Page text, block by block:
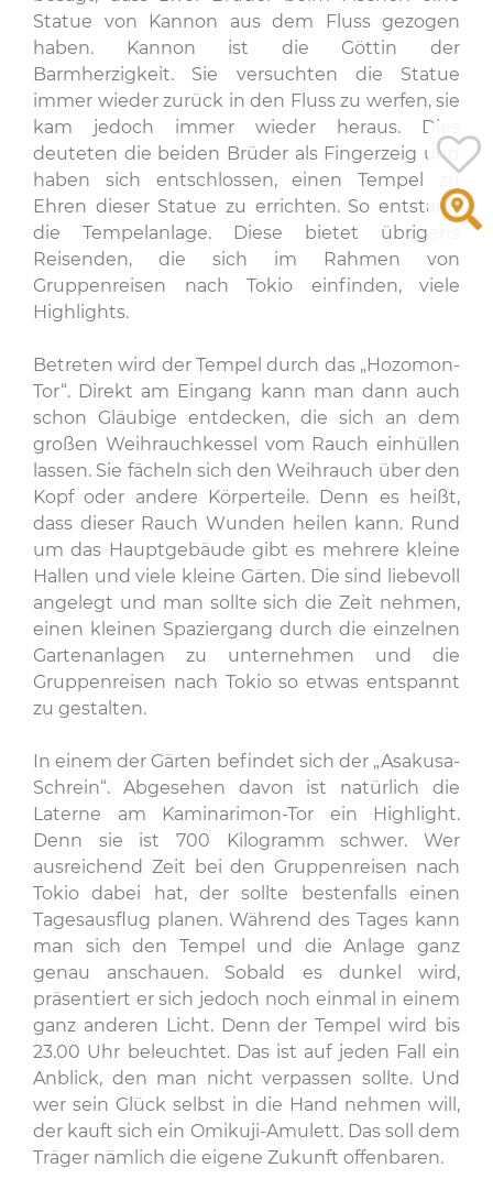
Statue von Kannon aus dem Fluss gezogen
haben. Kannon ist die Göttin der
Barmherzigkeit. Sie versuchten die Statue
immer wieder zurück in den Fluss zu werfen, sie
kam jedoch immer wieder heraus. Dies
deuteten die beiden Brüder als Fingerzeig und
haben sich entschlossen, einen Tempel zu
Ehren dieser Statue zu errichten. So entstand
die Tempelanlage. Diese bietet übrigens
Reisenden, die sich im Rahmen von
Gruppenreisen nach Tokio einfinden, viele
Highlights.
Betreten wird der Tempel durch das „Hozomon-
Tor“. Direkt am Eingang kann man dann auch
schon Gläubige entdecken, die sich an dem
großen Weihrauchkessel vom Rauch einhüllen
lassen. Sie fächeln sich den Weihrauch über den
Kopf oder andere Körperteile. Denn es heißt,
dass dieser Rauch Wunden heilen kann. Rund
um das Hauptgebäude gibt es mehrere kleine
Hallen und viele kleine Gärten. Die sind liebevoll
angelegt und man sollte sich die Zeit nehmen,
einen kleinen Spaziergang durch die einzelnen
Gartenanlagen zu unternehmen und die
Gruppenreisen nach Tokio so etwas entspannt
zu gestalten.
In einem der Gärten befindet sich der „Asakusa-
Schrein“. Abgesehen davon ist natürlich die
Laterne am Kaminarimon-Tor ein Highlight.
Denn sie ist 700 Kilogramm schwer. Wer
ausreichend Zeit bei den Gruppenreisen nach
Tokio dabei hat, der sollte bestenfalls einen
Tagesausflug planen. Während des Tages kann
man sich den Tempel und die Anlage ganz
genau anschauen. Sobald es dunkel wird,
präsentiert er sich jedoch noch einmal in einem
ganz anderen Licht. Denn der Tempel wird bis
23.00 Uhr beleuchtet. Das ist auf jeden Fall ein
Anblick, den man nicht verpassen sollte. Und
wer sein Glück selbst in die Hand nehmen will,
der kauft sich ein Omikuji-Amulett. Das soll dem
Träger nämlich die eigene Zukunft offenbaren.